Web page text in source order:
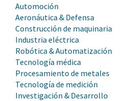
Automoción
Aeronáutica & Defensa
Construcción de maquinaria
Industria eléctrica
Robótica & Automatización
Tecnología médica
Procesamiento de metales
Tecnología de medición
Investigación & Desarrollo